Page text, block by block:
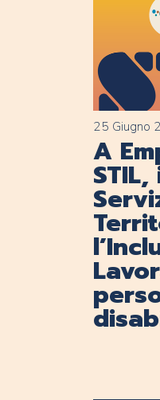
25 Giugno
A